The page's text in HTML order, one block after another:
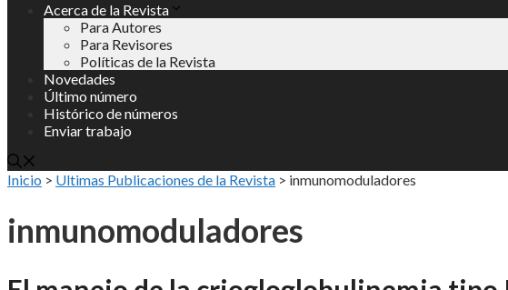
Acerca de la Revista
Para Autores
Para Revisores
Políticas de la Revista
Novedades
Último número
Histórico de números
Enviar trabajo
Inicio > Ultimas Publicaciones de la Revista > inmunomoduladores
inmunomoduladores